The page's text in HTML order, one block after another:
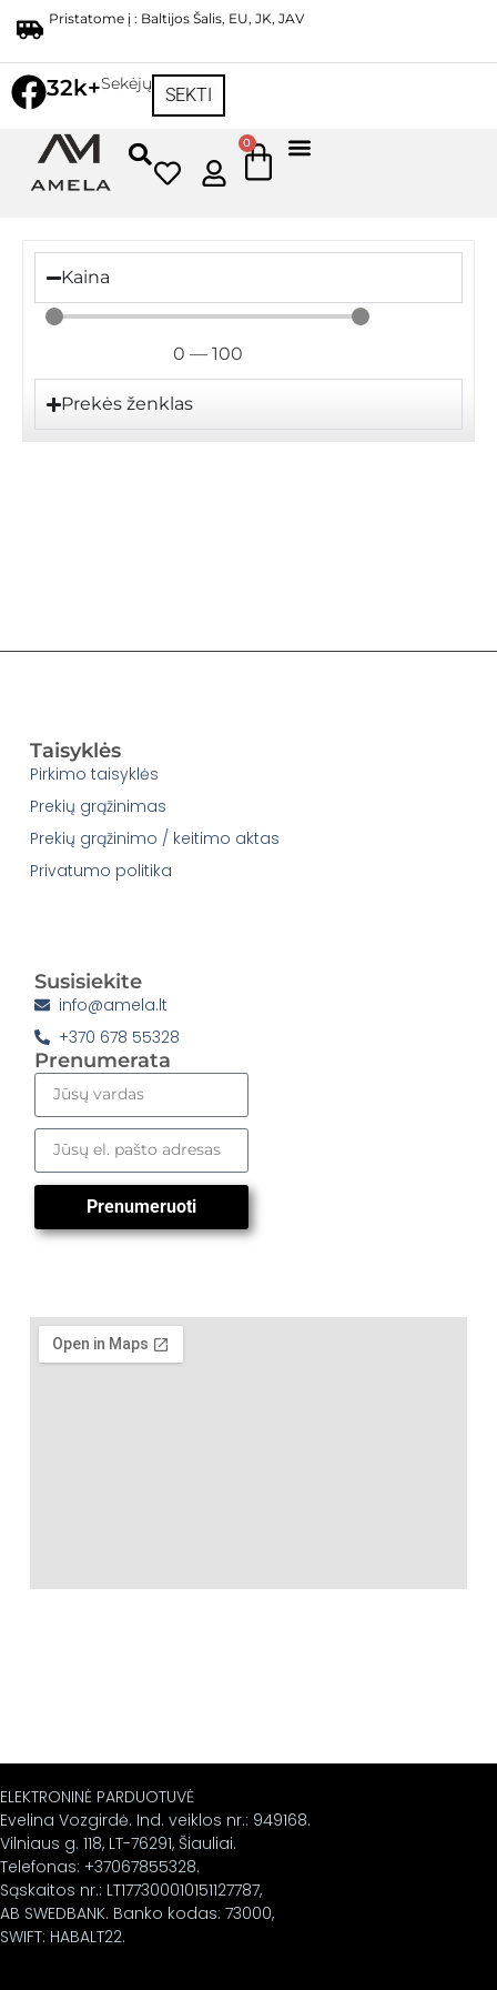
Pristatome į : Baltijos Šalis, EU, JK, JAV
32k+Sekėjų
SEKTI
0
Kaina
0 — 100
Prekės ženklas
Taisyklės
Pirkimo taisyklės
Prekių grąžinimas
Prekių grąžinimo / keitimo aktas
Privatumo politika
Susisiekite
info@amela.lt
+370 678 55328
Prenumerata
Prenumeruoti
ELEKTRONINĖ PARDUOTUVĖ
Evelina Vozgirdė. Ind. veiklos nr.: 949168.
Vilniaus g. 118, LT-76291, Šiauliai.
Telefonas: +37067855328.
Sąskaitos nr.: LT177300010151127787,
AB SWEDBANK. Banko kodas: 73000,
SWIFT: HABALT22.